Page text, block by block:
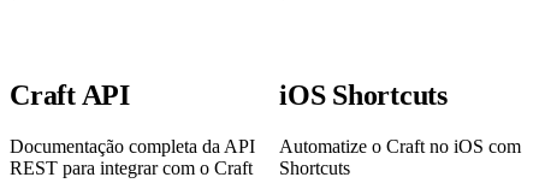
Craft API
Documentação completa da API
REST para integrar com o Craft
iOS Shortcuts
Automatize o Craft no iOS com
Shortcuts